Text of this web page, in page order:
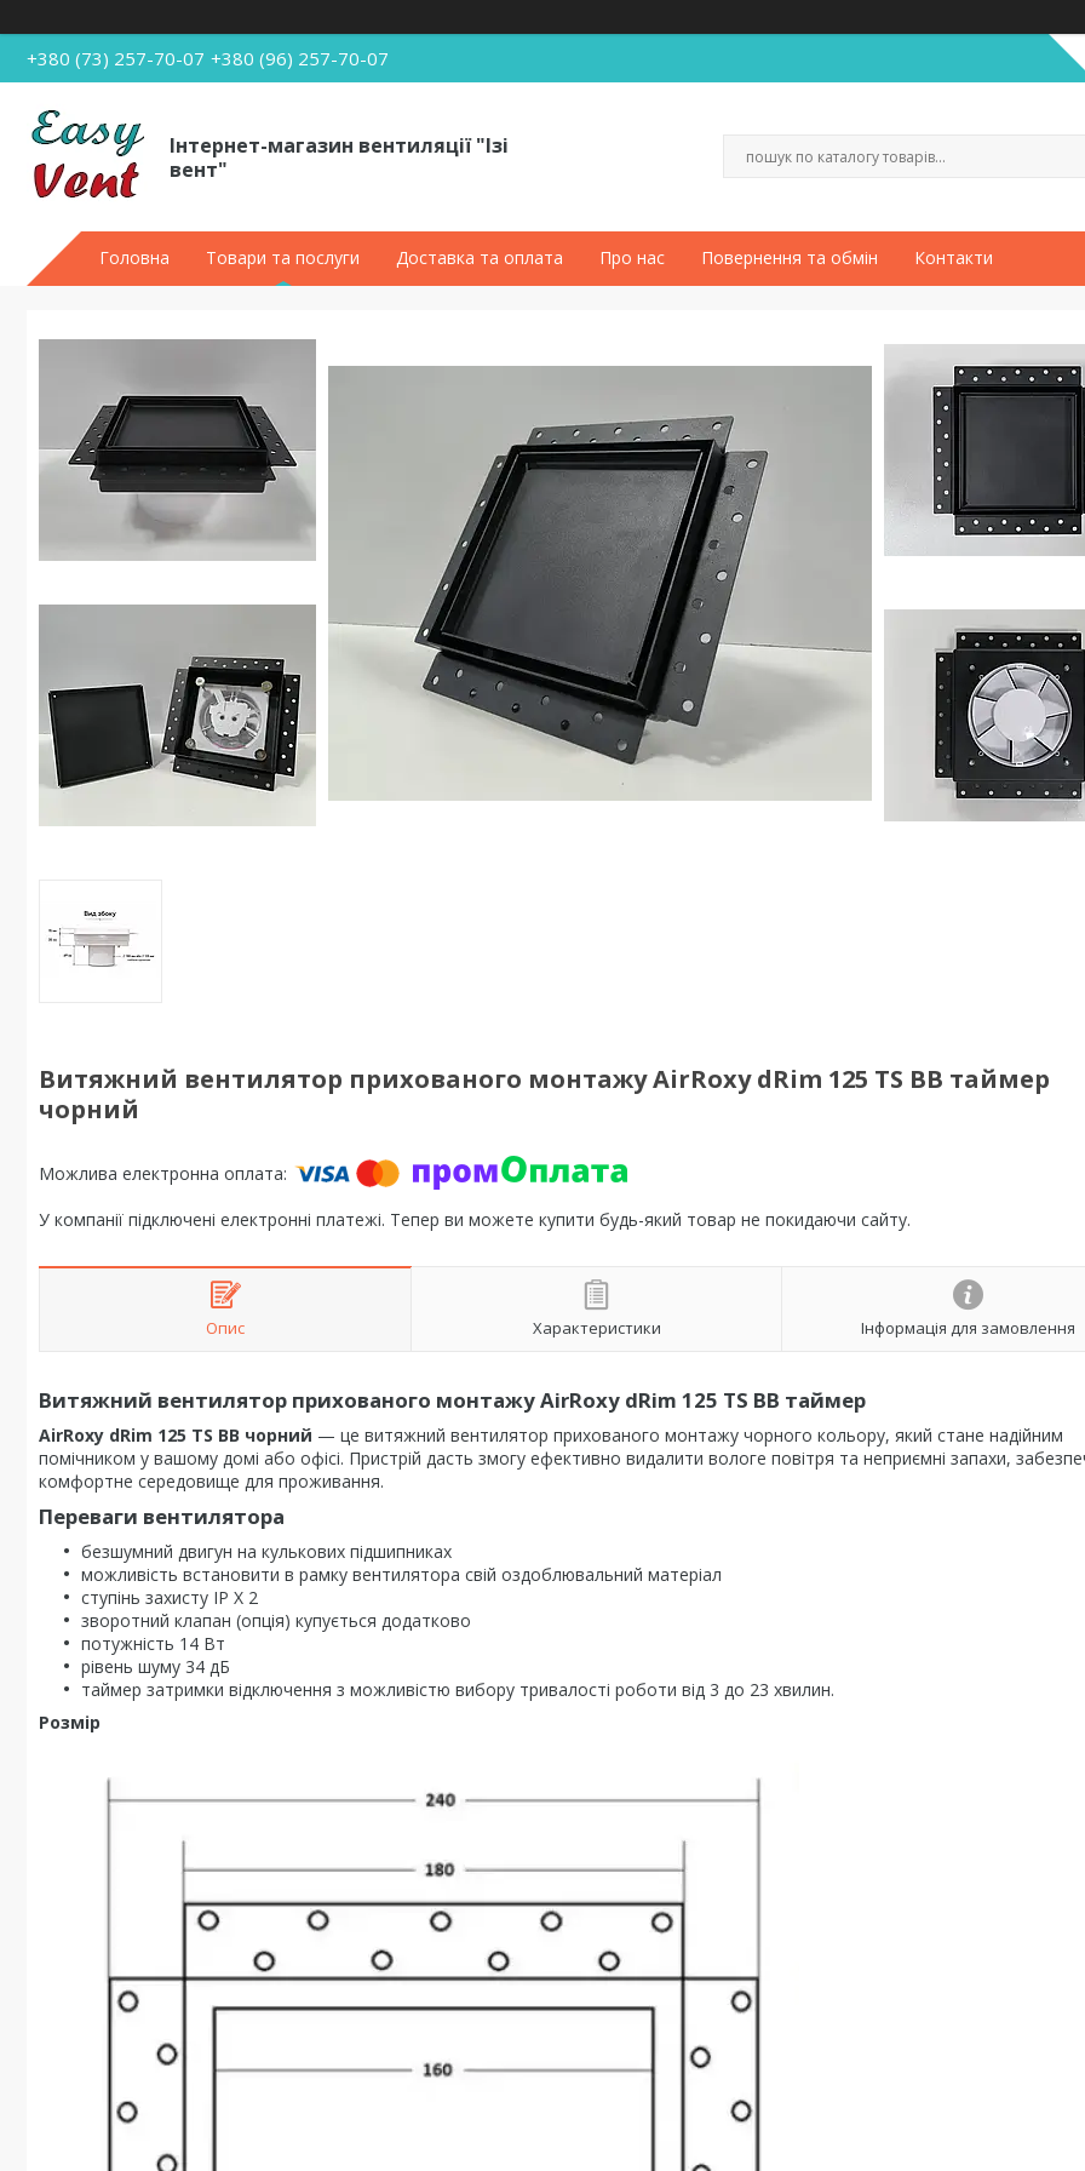
+380 (73) 257-70-07 +380 (96) 257-70-07
Інтернет-магазин вентиляції "Ізі
вент"
Головна Товари та послуги Доставка та оплата Про нас Повернення та обмін Контакти
Витяжний вентилятор прихованого монтажу AirRoxy dRim 125 TS BB таймер
чорний
У компанії підключені електронні платежі. Тепер ви можете купити будь-який товар не покидаючи сайту.
Опис Характеристики Інформація для замовлення
Витяжний вентилятор прихованого монтажу AirRoxy dRim 125 TS BB таймер
AirRoxy dRim 125 TS BB чорний — це витяжний вентилятор прихованого монтажу чорного кольору, який стане надійним
помічником у вашому домі або офісі. Пристрій дасть змогу ефективно видалити вологе повітря та неприємні запахи,
комфортне середовище для проживання.
Переваги вентилятора
безшумний двигун на кулькових підшипниках
можливість встановити в рамку вентилятора свій оздоблювальний матеріал
ступінь захисту IP X 2
зворотний клапан (опція) купується додатково
потужність 14 Вт
рівень шуму 34 дБ
таймер затримки відключення з можливістю вибору тривалості роботи від 3 до 23 хвилин.
Розмір